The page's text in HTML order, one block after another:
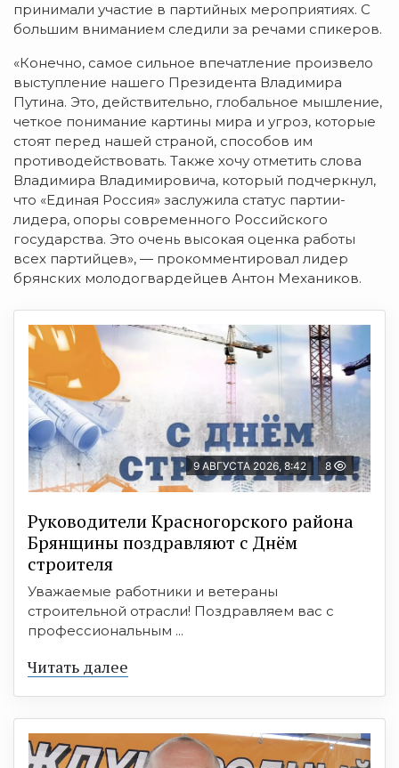
принимали участие в партийных мероприятиях. С
большим вниманием следили за речами спикеров.
«Конечно, самое сильное впечатление произвело
выступление нашего Президента Владимира
Путина. Это, действительно, глобальное мышление,
четкое понимание картины мира и угроз, которые
стоят перед нашей страной, способов им
противодействовать. Также хочу отметить слова
Владимира Владимировича, который подчеркнул,
что «Единая Россия» заслужила статус партии-
лидера, опоры современного Российского
государства. Это очень высокая оценка работы
всех партийцев», — прокомментировал лидер
брянских молодогвардейцев Антон Механиков.
9 АВГУСТА 2026, 8:42 8
Руководители Красногорского района
Брянщины поздравляют с Днём
строителя
Уважаемые работники и ветераны
строительной отрасли! Поздравляем вас с
профессиональным ...
Читать далее